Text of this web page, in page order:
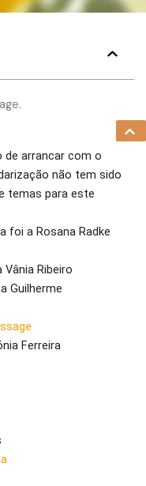
de arrancar com o
não tem sido
temas para este
foi a Rosana Radke
Ribeiro
Guilherme
Ferreira